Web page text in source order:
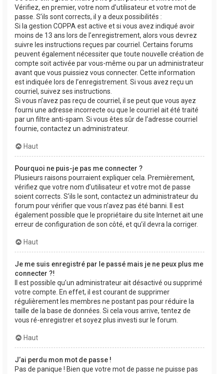
Vérifiez, en premier, votre nom d’utilisateur et votre mot de
passe. S’ils sont corrects, il y a deux possibilités :
Si la gestion COPPA est active et si vous avez indiqué avoir
moins de 13 ans lors de l’enregistrement, alors vous devrez
suivre les instructions reçues par courriel. Certains forums
peuvent également nécessiter que toute nouvelle création de
compte soit activée par vous-même ou par un administrateur
avant que vous puissiez vous connecter. Cette information
est indiquée lors de l’enregistrement. Si vous avez reçu un
courriel, suivez ses instructions.
Si vous n’avez pas reçu de courriel, il se peut que vous ayez
fourni une adresse incorrecte ou que le courriel ait été traité
par un filtre anti-spam. Si vous êtes sûr de l’adresse courriel
fournie, contactez un administrateur.
Haut
Pourquoi ne puis-je pas me connecter ?
Plusieurs raisons pourraient expliquer cela. Premièrement,
vérifiez que votre nom d’utilisateur et votre mot de passe
soient corrects. S’ils le sont, contactez un administrateur du
forum pour vérifier que vous n’avez pas été banni. Il est
également possible que le propriétaire du site Internet ait une
erreur de configuration de son côté, et qu’il devra la corriger.
Haut
Je me suis enregistré par le passé mais je ne peux plus me
connecter ?!
Il est possible qu’un administrateur ait désactivé ou supprimé
votre compte. En effet, il est courant de supprimer
régulièrement les membres ne postant pas pour réduire la
taille de la base de données. Si cela vous arrive, tentez de
vous ré-enregistrer et soyez plus investi sur le forum.
Haut
J’ai perdu mon mot de passe !
Pas de panique ! Bien que votre mot de passe ne puisse pas